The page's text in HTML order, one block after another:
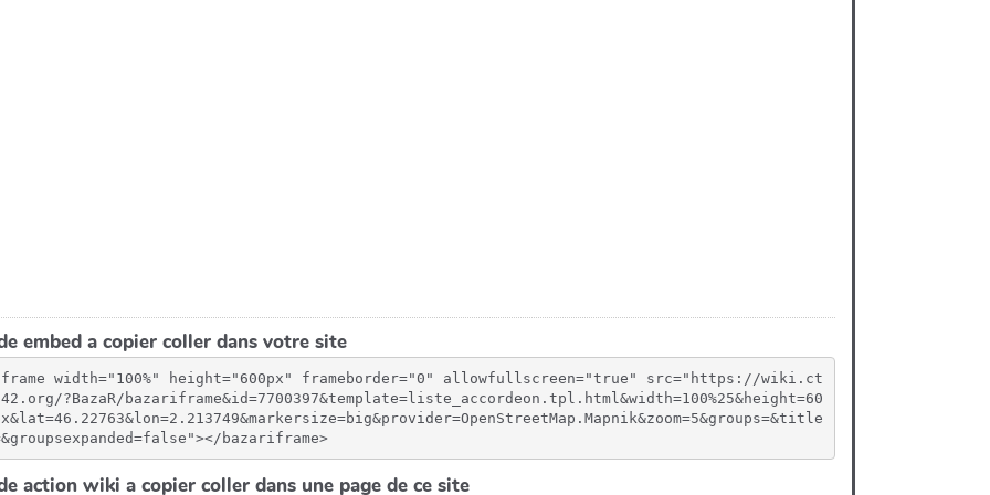
embed a copier coller dans votre site
width="100%" height="600px" frameborder="0" allowfullscreen="true" src="https://wiki.ct
?BazaR/bazariframe&id=7700397&template=liste_accordeon.tpl.html&width=100%25&height=60
bazariframe>
action wiki a copier coller dans une page de ce site